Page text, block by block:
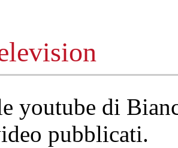
youtube di
pubblicati.